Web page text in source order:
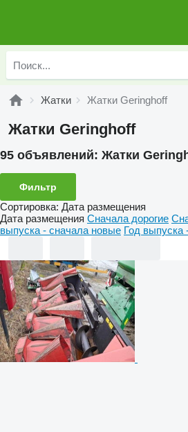
Жатки Жатки Geringhoff
Жатки Geringhoff
95 объявлений: Жатки
Фильтр
Сортировка: Дата размещения
Дата размещения Сначала дорогие
выпуска - сначала новые Год выпуска